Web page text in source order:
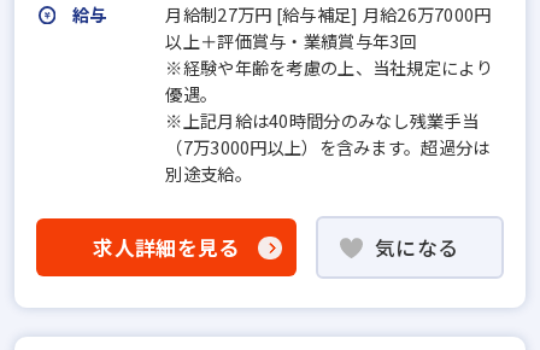
給与
月給制27万円 [給与補足] 月給26万7000円
以上＋評価賞与・業績賞与年3回
※経験や年齢を考慮の上、当社規定により
優遇。
※上記月給は40時間分のみなし残業手当
（7万3000円以上）を含みます。超過分は
別途支給。
求人詳細を見る 気になる